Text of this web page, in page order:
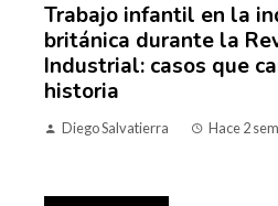
Trabajo infantil en la
británica durante la
Industrial: casos que
historia
Diego Salvatierra Hace 2